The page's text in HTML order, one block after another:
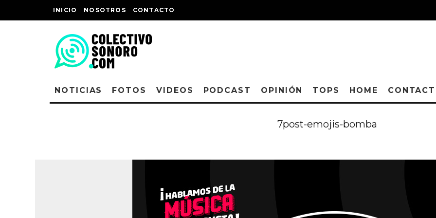
INICIO NOSOTROS CONTACTO
NOTICIAS FOTOS VIDEOS PODCAST OPINIÓN TOPS HOME
7post-emojis-bomba